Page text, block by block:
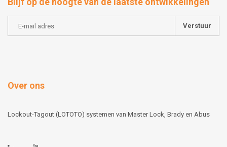
Verstuur
Over ons
Lockout-Tagout (LOTOTO) systemen van Master Lock, Brady en Abus